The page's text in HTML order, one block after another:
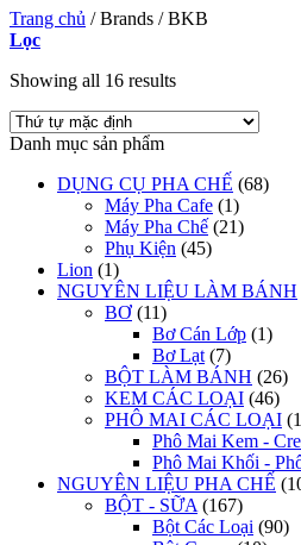
Trang chủ /Brands /BKB
Lọc
Showing all 16 results
Danh mục sản phẩm
DỤNG CỤ PHA CHẾ (68)
Máy Pha Cafe (1)
Máy Pha Chế (21)
Phụ Kiện (45)
Lion (1)
NGUYÊN LIỆU LÀM BÁNH
BƠ (11)
Bơ Cán Lớp (1)
Bơ Lạt (7)
BỘT LÀM BÁNH (26)
KEM CÁC LOẠI (46)
PHÔ MAI CÁC LOẠI
Phô Mai Kem -
Phô Mai Khối -
NGUYÊN LIỆU PHA CHẾ
BỘT - SỮA (167)
Bột Các Loại (90)